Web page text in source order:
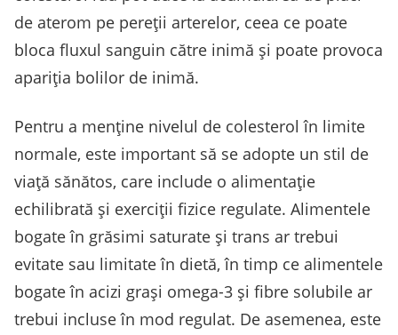
de aterom pe pereții arterelor, ceea ce poate
bloca fluxul sanguin către inimă și poate provoca
apariția bolilor de inimă.
Pentru a menține nivelul de colesterol în limite
normale, este important să se adopte un stil de
viață sănătos, care include o alimentație
echilibrată și exerciții fizice regulate. Alimentele
bogate în grăsimi saturate și trans ar trebui
evitate sau limitate în dietă, în timp ce alimentele
bogate în acizi grași omega-3 și fibre solubile ar
trebui incluse în mod regulat. De asemenea, este